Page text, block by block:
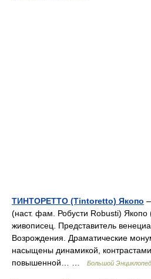
ТИНТОРЕТТО (Tintoretto) Якопо
(наст. фам. Робусти Robusti) Якопо
живописец. Представитель
Возрождения. Драматические
насыщены динамикой, контрастами
повышенной… …
Большой